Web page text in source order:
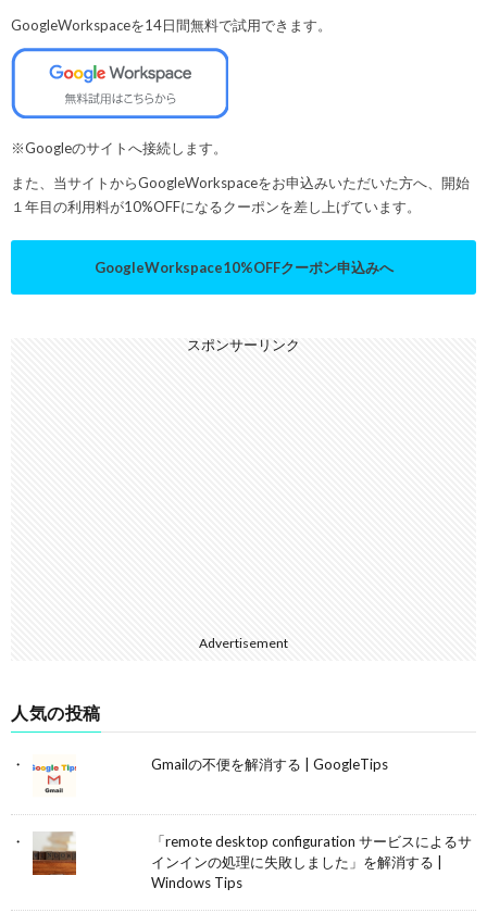
GoogleWorkspaceを14日間無料で試用できます。
※Googleのサイトへ接続します。
また、当サイトからGoogleWorkspaceをお申込みいただいた方へ、開始
１年目の利用料が10%OFFになるクーポンを差し上げています。
GoogleWorkspace10%OFFクーポン申込みへ
スポンサーリンク
Advertisement
人気の投稿
Gmailの不便を解消する | GoogleTips
「remote desktop configuration サービスによるサ
インインの処理に失敗しました」を解消する |
Windows Tips